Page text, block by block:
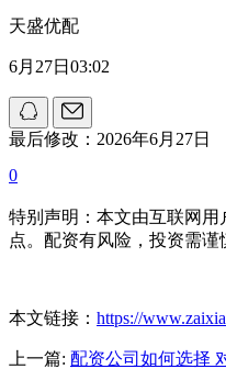
天盛优配
6月27日03:02
最后修改：2026年6月27日
0
特别声明：本文由互联网
点。配资有风险，投资需谨
本文链接： https://
上一篇: 配资公司如何选择